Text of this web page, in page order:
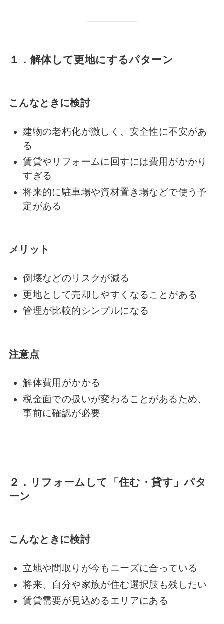
１．解体して更地にするパターン
こんなときに検討
建物の老朽化が激しく、安全性に不安があ
る
賃貸やリフォームに回すには費用がかかり
すぎる
将来的に駐車場や資材置き場などで使う予
定がある
メリット
倒壊などのリスクが減る
更地として売却しやすくなることがある
管理が比較的シンプルになる
注意点
解体費用がかかる
税金面での扱いが変わることがあるため、
事前に確認が必要
２．リフォームして「住む・貸す」パタ
ーン
こんなときに検討
立地や間取りが今もニーズに合っている
将来、自分や家族が住む選択肢も残したい
賃貸需要が見込めるエリアにある